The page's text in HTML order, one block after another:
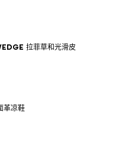
拉菲草和光滑皮
凉鞋